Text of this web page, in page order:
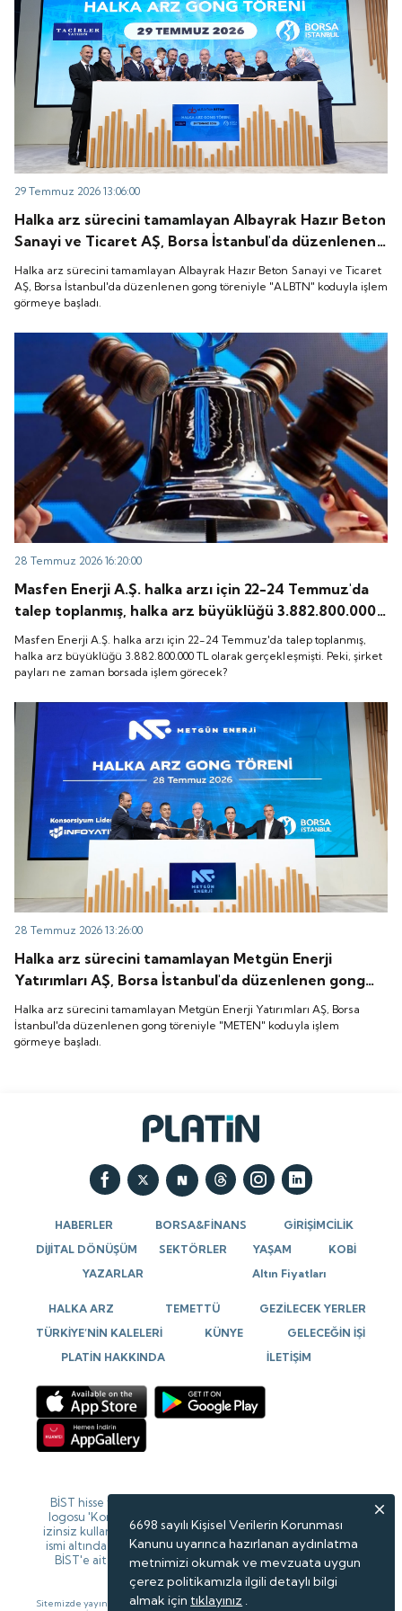
29 Temmuz 2026 13:06:00
Halka arz sürecini tamamlayan Albayrak Hazır Beton
Sanayi ve Ticaret AŞ, Borsa İstanbul'da düzenlenen
gong töreniyle "ALBTN" koduyla işlem görmeye
başladı.
Halka arz sürecini tamamlayan Albayrak Hazır Beton Sanayi ve Ticaret
AŞ, Borsa İstanbul'da düzenlenen gong töreniyle "ALBTN" koduyla işlem
görmeye başladı.
28 Temmuz 2026 16:20:00
Masfen Enerji A.Ş. halka arzı için 22-24 Temmuz'da
talep toplanmış, halka arz büyüklüğü 3.882.800.000
TL olarak gerçekleşmişti. Peki, şirket payları ne
zaman borsada işlem görecek?
Masfen Enerji A.Ş. halka arzı için 22-24 Temmuz'da talep toplanmış,
halka arz büyüklüğü 3.882.800.000 TL olarak gerçekleşmişti. Peki, şirket
payları ne zaman borsada işlem görecek?
28 Temmuz 2026 13:26:00
Halka arz sürecini tamamlayan Metgün Enerji
Yatırımları AŞ, Borsa İstanbul'da düzenlenen gong
töreniyle "METEN" koduyla işlem görmeye başladı.
Halka arz sürecini tamamlayan Metgün Enerji Yatırımları AŞ, Borsa
İstanbul'da düzenlenen gong töreniyle "METEN" koduyla işlem
görmeye başladı.
HABERLER BORSA&FİNANS
GİRİŞİMCİLİK
DİJİTAL DÖNÜŞÜM
SEKTÖRLER YAŞAM
KOBİ
YAZARLAR
Altın Fiyatları
HALKA ARZ TEMETTÜ
GEZİLECEK YERLER
TÜRKİYE’NİN KALELERİ
KÜNYE
GELECEĞİN İŞİ
PLATİN HAKKINDA
İLETİŞİM
BİST hisse verileri 15 dk gecikmeli verilerdir. BİST isim ve
logosu 'Koruma Marka Belgesi' altında korunmakta olup
izinsiz kullanılamaz, iktibas edilemez, değiştirilemez. BİST
ismi altında açıklanan tüm bilgilerin telif hakları tamamen
BİST'e ait olup, tekrar yayınlanamaz. Veriler Forinvest
tarafından sağlanmaktadır.
Sitemizde yayınlanan haberlerin telif hakları gazete ve haber kaynaklarına
6698 sayılı Kişisel Verilerin Korunması
Kanunu uyarınca hazırlanan aydınlatma
metnimizi okumak ve mevzuata uygun
çerez politikamızla ilgili detaylı bilgi
almak için tıklayınız .